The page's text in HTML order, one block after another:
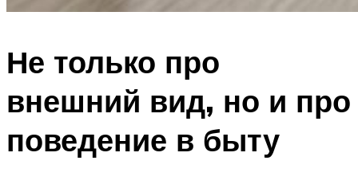
Не только про
внешний вид, но и про
поведение в быту